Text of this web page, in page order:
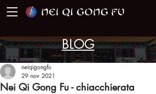
BLOG
Nei Qi Gong Fu - chiacchierata
neiqigongfu
29 nov 2021